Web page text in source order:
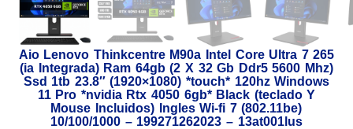
Aio Lenovo Thinkcentre M90a Intel Core Ultra 7 265
(ia Integrada) Ram 64gb (2 X 32 Gb Ddr5 5600 Mhz)
Ssd 1tb 23.8″ (1920×1080) *touch* 120hz Windows
11 Pro *nvidia Rtx 4050 6gb* Black (teclado Y
Mouse Incluidos) Ingles Wi-fi 7 (802.11be)
10/100/1000 – 199271262023 – 13at001lus